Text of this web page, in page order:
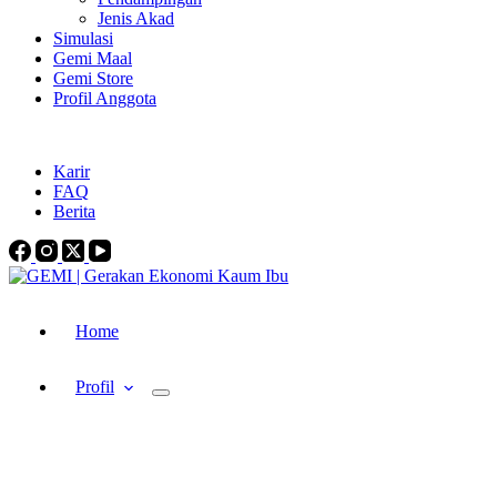
Jenis Akad
Simulasi
Gemi Maal
Gemi Store
Profil Anggota
Karir
FAQ
Berita
Home
Profil